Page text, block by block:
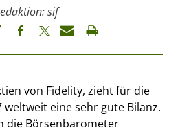
sif
von Fidelity, zieht für die
eine sehr gute Bilanz.
die Börsenbarometer